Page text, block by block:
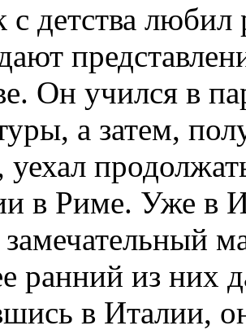
детства любил
Он учился в
а затем,
в Риме. Уже в
замечательный
ранний из них
в Италии,